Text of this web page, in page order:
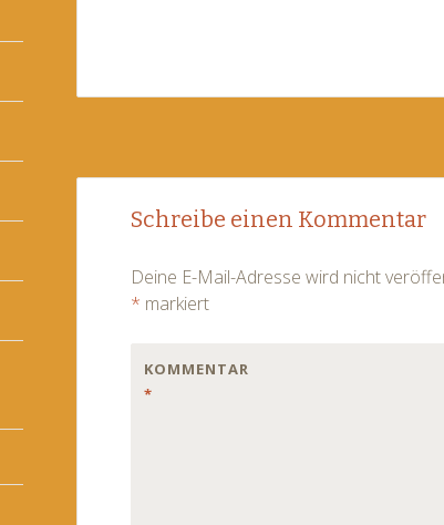
Post
Schreibe einen Kommentar
Deine E-Mail-Adresse wird nicht
* markiert
KOMMENTAR
*